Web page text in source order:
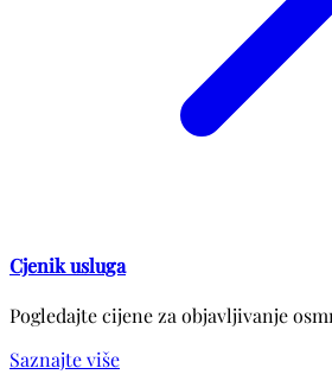
Cjenik usluga
Pogledajte cijene za objavljivanje
Saznajte više